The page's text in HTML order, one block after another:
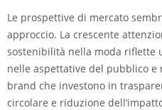
Le prospettive di mercato
approccio. La crescente
sostenibilità nella moda riflette
nelle aspettative del pubblico
brand che investono in
circolare e riduzione